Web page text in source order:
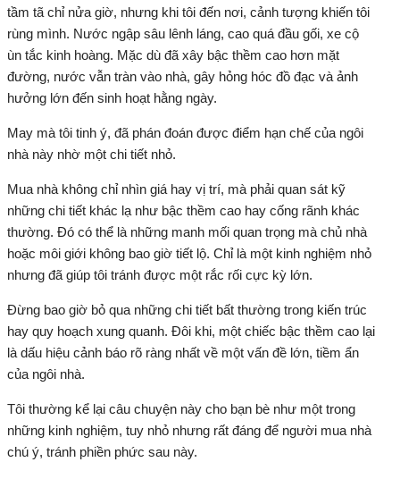
tầm tã chỉ nửa giờ, nhưng khi tôi đến nơi, cảnh tượng khiến tôi
rùng mình. Nước ngập sâu lênh láng, cao quá đầu gối, xe cộ
ùn tắc kinh hoàng. Mặc dù đã xây bậc thềm cao hơn mặt
đường, nước vẫn tràn vào nhà, gây hỏng hóc đồ đạc và ảnh
hưởng lớn đến sinh hoạt hằng ngày.
May mà tôi tinh ý, đã phán đoán được điểm hạn chế của ngôi
nhà này nhờ một chi tiết nhỏ.
Mua nhà không chỉ nhìn giá hay vị trí, mà phải quan sát kỹ
những chi tiết khác lạ như bậc thềm cao hay cống rãnh khác
thường. Đó có thể là những manh mối quan trọng mà chủ nhà
hoặc môi giới không bao giờ tiết lộ. Chỉ là một kinh nghiệm nhỏ
nhưng đã giúp tôi tránh được một rắc rối cực kỳ lớn.
Đừng bao giờ bỏ qua những chi tiết bất thường trong kiến trúc
hay quy hoạch xung quanh. Đôi khi, một chiếc bậc thềm cao lại
là dấu hiệu cảnh báo rõ ràng nhất về một vấn đề lớn, tiềm ẩn
của ngôi nhà.
Tôi thường kể lại câu chuyện này cho bạn bè như một trong
những kinh nghiệm, tuy nhỏ nhưng rất đáng để người mua nhà
chú ý, tránh phiền phức sau này.